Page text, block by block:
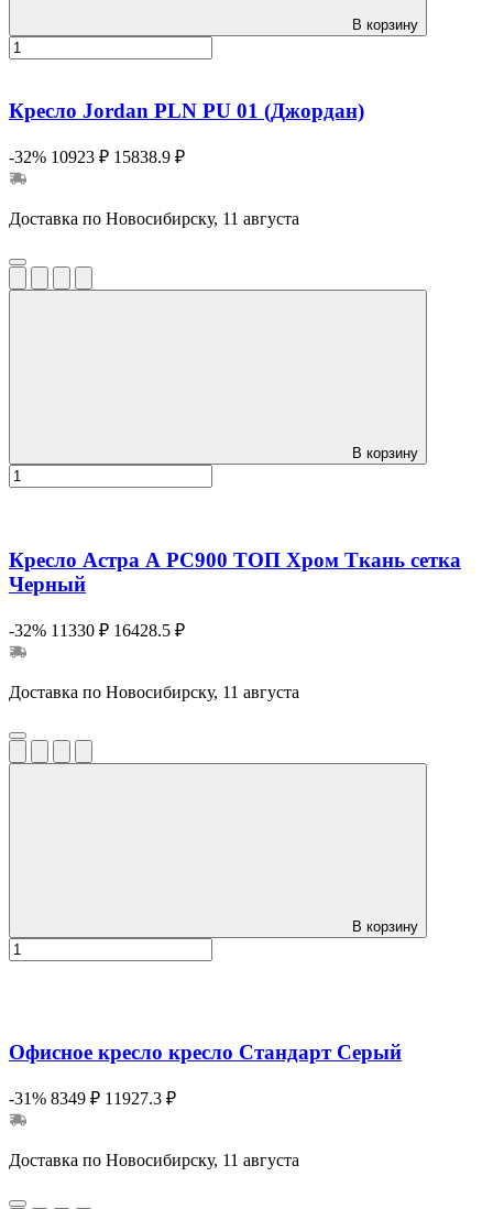
В корзину
Кресло Jordan PLN PU 01 (Джордан)
-32% 10923 ₽ 15838.9 ₽
Доставка по Новосибирску, 11 августа
В корзину
Кресло Астра А РС900 ТОП Хром Ткань сетка
Черный
-32% 11330 ₽ 16428.5 ₽
Доставка по Новосибирску, 11 августа
В корзину
Офисное кресло кресло Стандарт Серый
-31% 8349 ₽ 11927.3 ₽
Доставка по Новосибирску, 11 августа